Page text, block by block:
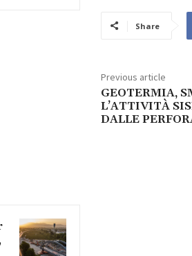
Share
Previous article
GEOTERMIA,
L’ATTIVITÀ
DALLE